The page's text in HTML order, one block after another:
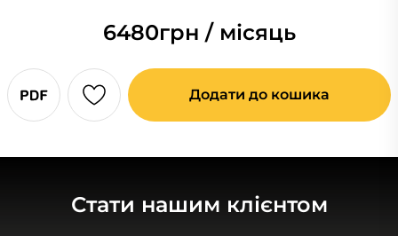
6480грн / місяць
Додати до кошика
Стати нашим клієнтом